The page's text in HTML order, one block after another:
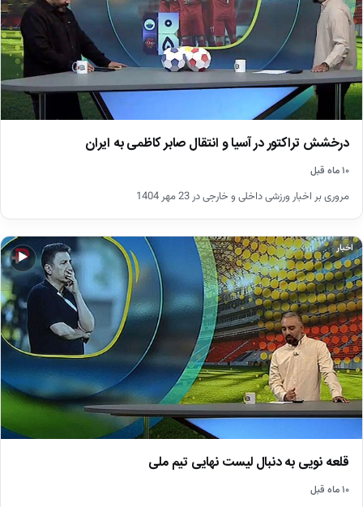
درخشش تراکتور در آسیا و انتقال صابر کاظمی به ایران
۱۰ ماه قبل
مروری بر اخبار ورزشی داخلی و خارجی در 23 مهر 1404
▶
اخبار
قلعه نویی به دنبال لیست نهایی تیم ملی
۱۰ ماه قبل